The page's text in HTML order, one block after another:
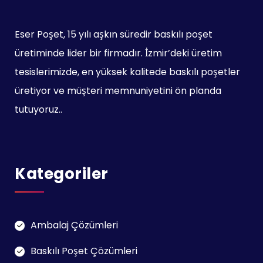
Eser Poşet, 15 yılı aşkın süredir baskılı poşet
üretiminde lider bir firmadır. İzmir’deki üretim
tesislerimizde, en yüksek kalitede baskılı poşetler
üretiyor ve müşteri memnuniyetini ön planda
tutuyoruz..
Kategoriler
Ambalaj Çözümleri
Baskılı Poşet Çözümleri